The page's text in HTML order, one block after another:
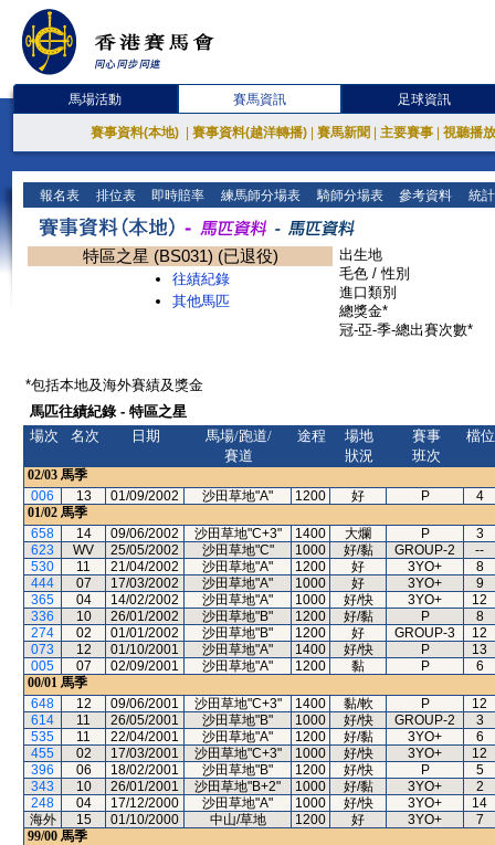
馬場活動 賽馬資訊 足球資訊
賽事資料(本地) 賽事資料(越洋轉播) 賽馬新聞 主要賽事 視聽播
報名表 排位表 即時賠率 練馬師分場表 騎師分場表 參考資料 統
特區之星 (BS031) (已退役)
往績紀錄
其他馬匹
出生地
毛色 / 性別
進口類別
總獎金*
冠-亞-季-總出賽次數*
*包括本地及海外賽績及獎金
馬匹往績紀錄 - 特區之星
場次
名次 日期
馬場/跑道/
賽道
途程
場地
狀況
賽事
班次
檔位
02/03 馬季
006
13 01/09/2002 沙田草地"A" 1200 好 P
4
01/02 馬季
658
14 09/06/2002 沙田草地"C+3" 1400 大爛 P
3
623
WV 25/05/2002 沙田草地"C" 1000 好/黏 GROUP-2
--
530
11 21/04/2002 沙田草地"A" 1200 好 3YO+
8
444
07 17/03/2002 沙田草地"A" 1000 好 3YO+
9
365
04 14/02/2002 沙田草地"A" 1000 好/快 3YO+
12
336
10 26/01/2002 沙田草地"B" 1200 好/黏 P
8
274
02 01/01/2002 沙田草地"B" 1200 好 GROUP-3
12
073
12 01/10/2001 沙田草地"A" 1400 好/快 P
13
005
07 02/09/2001 沙田草地"A" 1200 黏 P
6
00/01 馬季
648
12 09/06/2001 沙田草地"C+3" 1400 黏/軟 P
12
614
11 26/05/2001 沙田草地"B" 1000 好/快 GROUP-2
3
535
11 22/04/2001 沙田草地"A" 1200 好/黏 3YO+
6
455
02 17/03/2001 沙田草地"C+3" 1000 好/快 3YO+
12
396
06 18/02/2001 沙田草地"B" 1200 好/快 P
5
343
10 26/01/2001 沙田草地"B+2" 1000 好/黏 3YO+
2
248
04 17/12/2000 沙田草地"A" 1000 好/快 3YO+
14
海外
15 01/10/2000 中山/草地 1200 好 3YO+
7
99/00 馬季